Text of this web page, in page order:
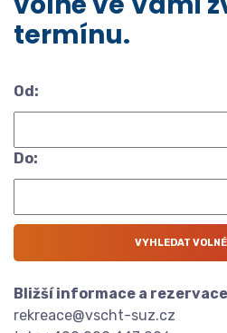
termínu.
Od:
Do:
Bližší informace a
rekreace@vscht-suz.cz